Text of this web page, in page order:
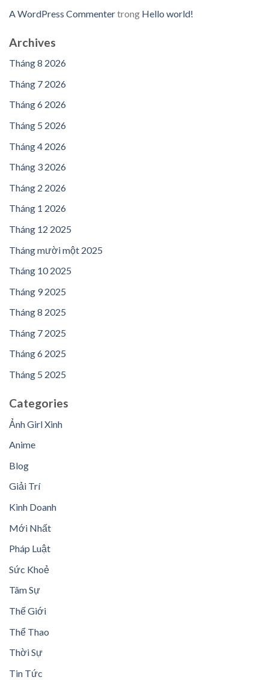
A WordPress Commentertrong Hello world!
Archives
Tháng 8 2026
Tháng 7 2026
Tháng 6 2026
Tháng 5 2026
Tháng 4 2026
Tháng 3 2026
Tháng 2 2026
Tháng 1 2026
Tháng 12 2025
Tháng mười một 2025
Tháng 10 2025
Tháng 9 2025
Tháng 8 2025
Tháng 7 2025
Tháng 6 2025
Tháng 5 2025
Categories
Ảnh Girl Xinh
Anime
Blog
Giải Trí
Kinh Doanh
Mới Nhất
Pháp Luật
Sức Khoẻ
Tâm Sự
Thế Giới
Thể Thao
Thời Sự
Tin Tức